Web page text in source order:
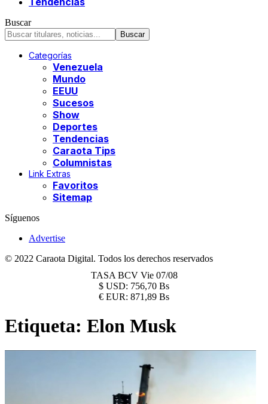
Buscar
Categorías
Venezuela
Mundo
EEUU
Sucesos
Show
Deportes
Tendencias
Caraota Tips
Columnistas
Link Extras
Favoritos
Sitemap
Síguenos
Advertise
© 2022 Caraota Digital. Todos los derechos reservados
TASA BCV Vie 07/08
$ USD: 756,70 Bs
€ EUR: 871,89 Bs
Etiqueta: Elon Musk